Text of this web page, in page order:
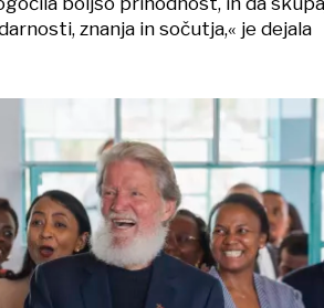
znanja in sočutja,« je dejala